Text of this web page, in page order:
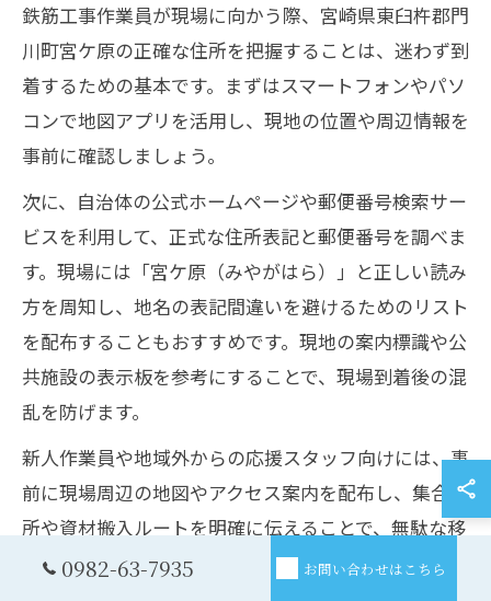
鉄筋工事作業員が現場に向かう際、宮崎県東臼杵郡門
川町宮ケ原の正確な住所を把握することは、迷わず到
着するための基本です。まずはスマートフォンやパソ
コンで地図アプリを活用し、現地の位置や周辺情報を
事前に確認しましょう。
次に、自治体の公式ホームページや郵便番号検索サー
ビスを利用して、正式な住所表記と郵便番号を調べま
す。現場には「宮ケ原（みやがはら）」と正しい読み
方を周知し、地名の表記間違いを避けるためのリスト
を配布することもおすすめです。現地の案内標識や公
共施設の表示板を参考にすることで、現場到着後の混
乱を防げます。
新人作業員や地域外からの応援スタッフ向けには、事
前に現場周辺の地図やアクセス案内を配布し、集合場
所や資材搬入ルートを明確に伝えることで、無駄な移
動や遅刻のリスクを減らせます。こうした情報共有
0982-63-7935 お問い合わせはこちら